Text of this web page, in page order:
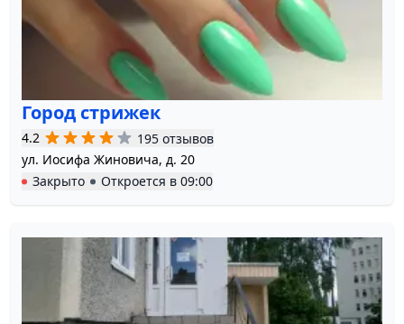
Город стрижек
4.2
195 отзывов
ул. Иосифа Жиновича, д. 20
Закрыто
Откроется в 09:00